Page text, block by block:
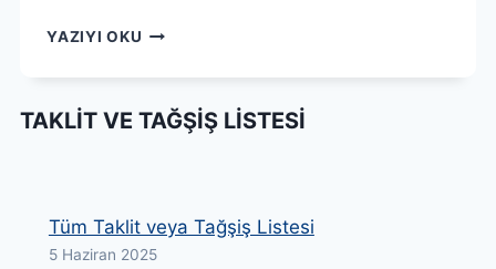
YAZIYI OKU İNDOMIA
ÇEŞNILI
NOODLE
TAKLIT VE TAĞŞIŞ LISTESI
Tüm Taklit veya Tağşiş Listesi
5 Haziran 2025